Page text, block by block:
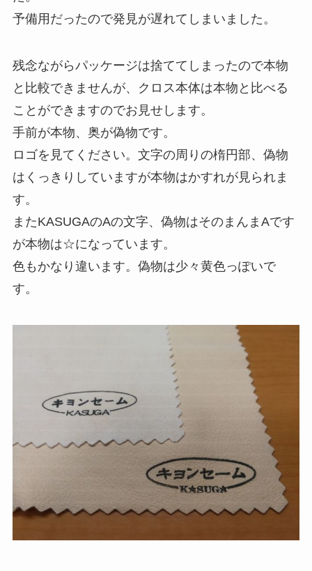
予備用だったので発見が遅れてしまいました。
残念ながらパッケージは捨ててしまったので本物
と比較できませんが、クロス本体は本物と比べる
ことができますのでお見せします。
手前が本物、奥が偽物です。
ロゴを見てください。文字の周りの楕円部、偽物
はくっきりしていますが本物はかすれが見られま
す。
またKASUGAのAの文字、偽物はそのまんまAです
が本物は☆になっています。
色もかなり違います。偽物は少々黄色っぽいで
す。